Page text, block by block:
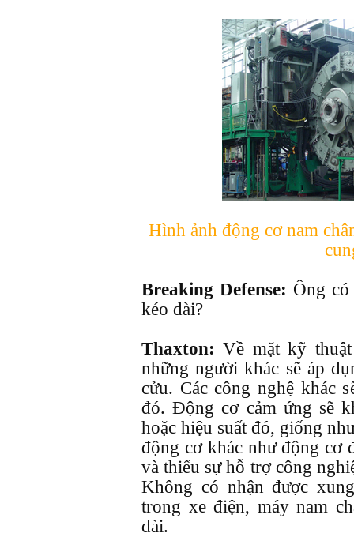
Hình ảnh động cơ nam
Breaking Defense: Ông
kéo dài?
Thaxton: Về mặt kỹ
những người khác sẽ áp
cửu. Các công nghệ khác
đó. Động cơ cảm ứng sẽ
hoặc hiệu suất đó, giống
động cơ khác như động cơ
và thiếu sự hỗ trợ công
Không có nhận được
trong xe điện, máy nam
dài.